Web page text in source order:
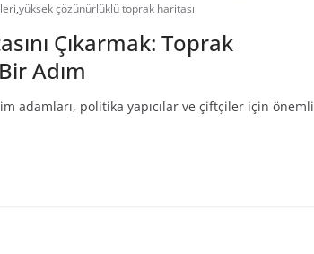
,yüksek çözünürlüklü toprak haritası
Çıkarmak: Toprak
Adım
adamları, politika yapıcılar ve çiftçiler için önemli